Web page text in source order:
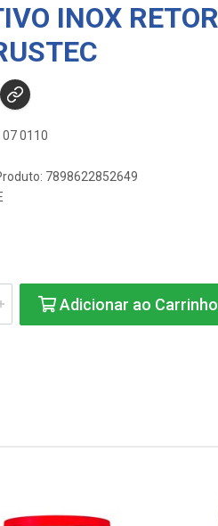
INOX
0110
7898622852649
Adicionar ao Carrinho